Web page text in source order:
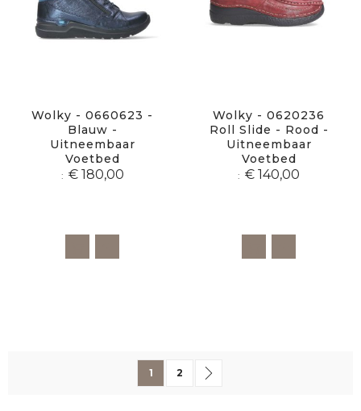
Wolky - 0660623 -
Blauw -
Uitneembaar
Voetbed
€ 180,00
Wolky - 0620236
Roll Slide - Rood -
Uitneembaar
Voetbed
€ 140,00
U lees momenteel pagina
1 Pagina
2